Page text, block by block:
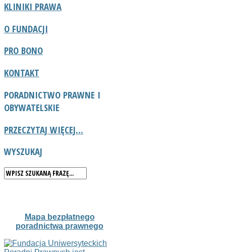
KLINIKI PRAWA
O FUNDACJI
PRO BONO
KONTAKT
PORADNICTWO PRAWNE I
OBYWATELSKIE
PRZECZYTAJ WIĘCEJ...
WYSZUKAJ
Mapa bezpłatnego
poradnictwa prawnego